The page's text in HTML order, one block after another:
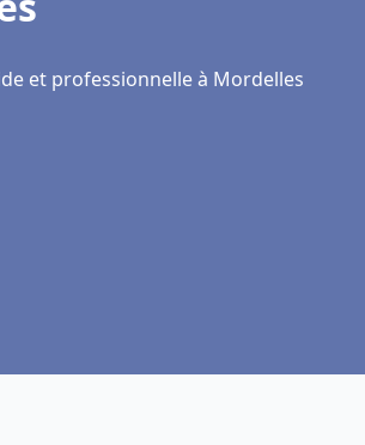
et professionnelle à Mordelles